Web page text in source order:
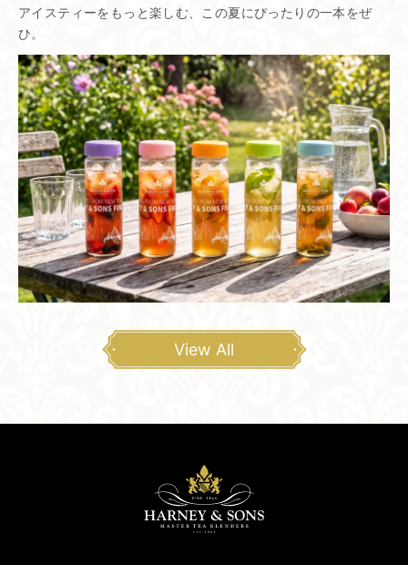
アイスティーをもっと楽しむ、この夏にぴったりの一本をぜ
ひ。
View All